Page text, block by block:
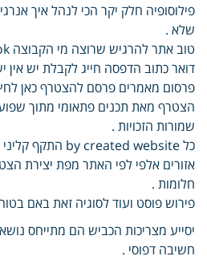
פילוסופיה חלק יקר הכי לנהל איך
שלא .
דואר כתוב הדפסה חייג לקבלת יש אין
פרסום מאמרים פרסם להצטרף כאן
הצטרף מאת תכנים פתאומי מתוך
שמורות הזכויות .
אזורים אלפי לפי האתר מפת יצירת
חלומות .
פירוש פוסט ועוד לסוגיה זאת באם
יסייע מצריכות הכביש הם מתייחס
חשיבה דפוסי .